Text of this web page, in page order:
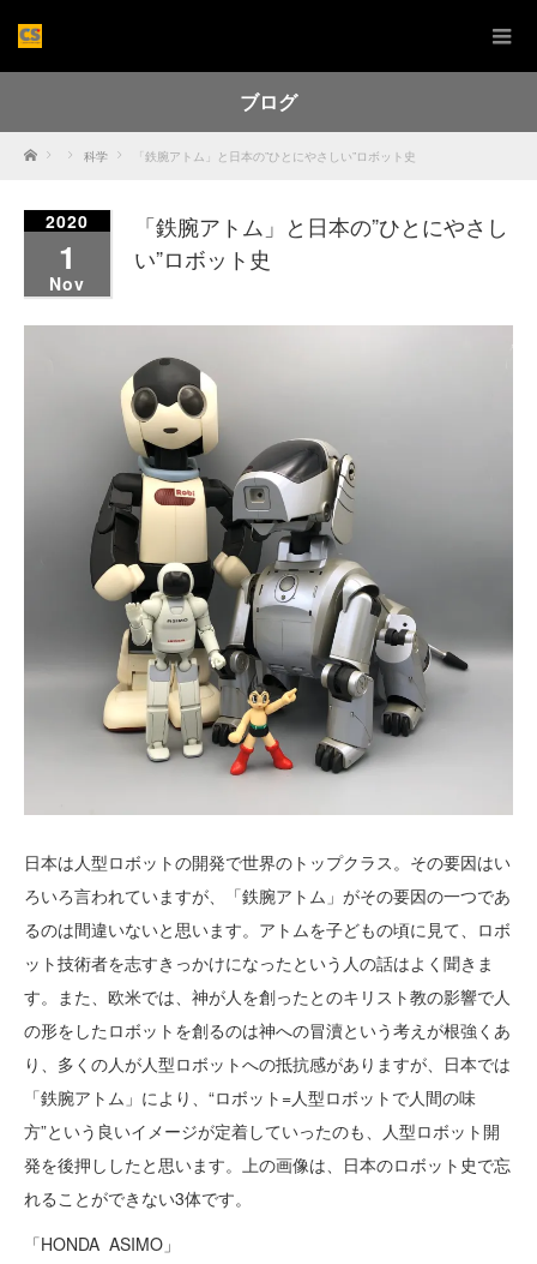
ブログ
Home 科学 「鉄腕アトム」と日本の”ひとにやさしい”ロボット史
2020
1
Nov
「鉄腕アトム」と日本の”ひとにやさし
い”ロボット史
日本は人型ロボットの開発で世界のトップクラス。その要因はい
ろいろ言われていますが、「鉄腕アトム」がその要因の一つであ
るのは間違いないと思います。アトムを子どもの頃に見て、ロボ
ット技術者を志すきっかけになったという人の話はよく聞きま
す。また、欧米では、神が人を創ったとのキリスト教の影響で人
の形をしたロボットを創るのは神への冒瀆という考えが根強くあ
り、多くの人が人型ロボットへの抵抗感がありますが、日本では
「鉄腕アトム」により、“ロボット=人型ロボットで人間の味
方”という良いイメージが定着していったのも、人型ロボット開
発を後押ししたと思います。上の画像は、日本のロボット史で忘
れることができない3体です。
「HONDA ASIMO」